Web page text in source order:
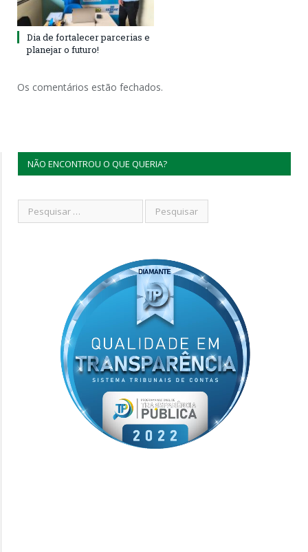
Dia de fortalecer parcerias e
planejar o futuro!
Os comentários estão fechados.
NÃO ENCONTROU O QUE QUERIA?